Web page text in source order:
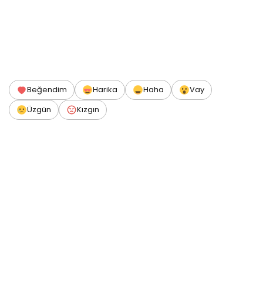
Beğendim Harika Haha
Vay
Üzgün
Kızgın